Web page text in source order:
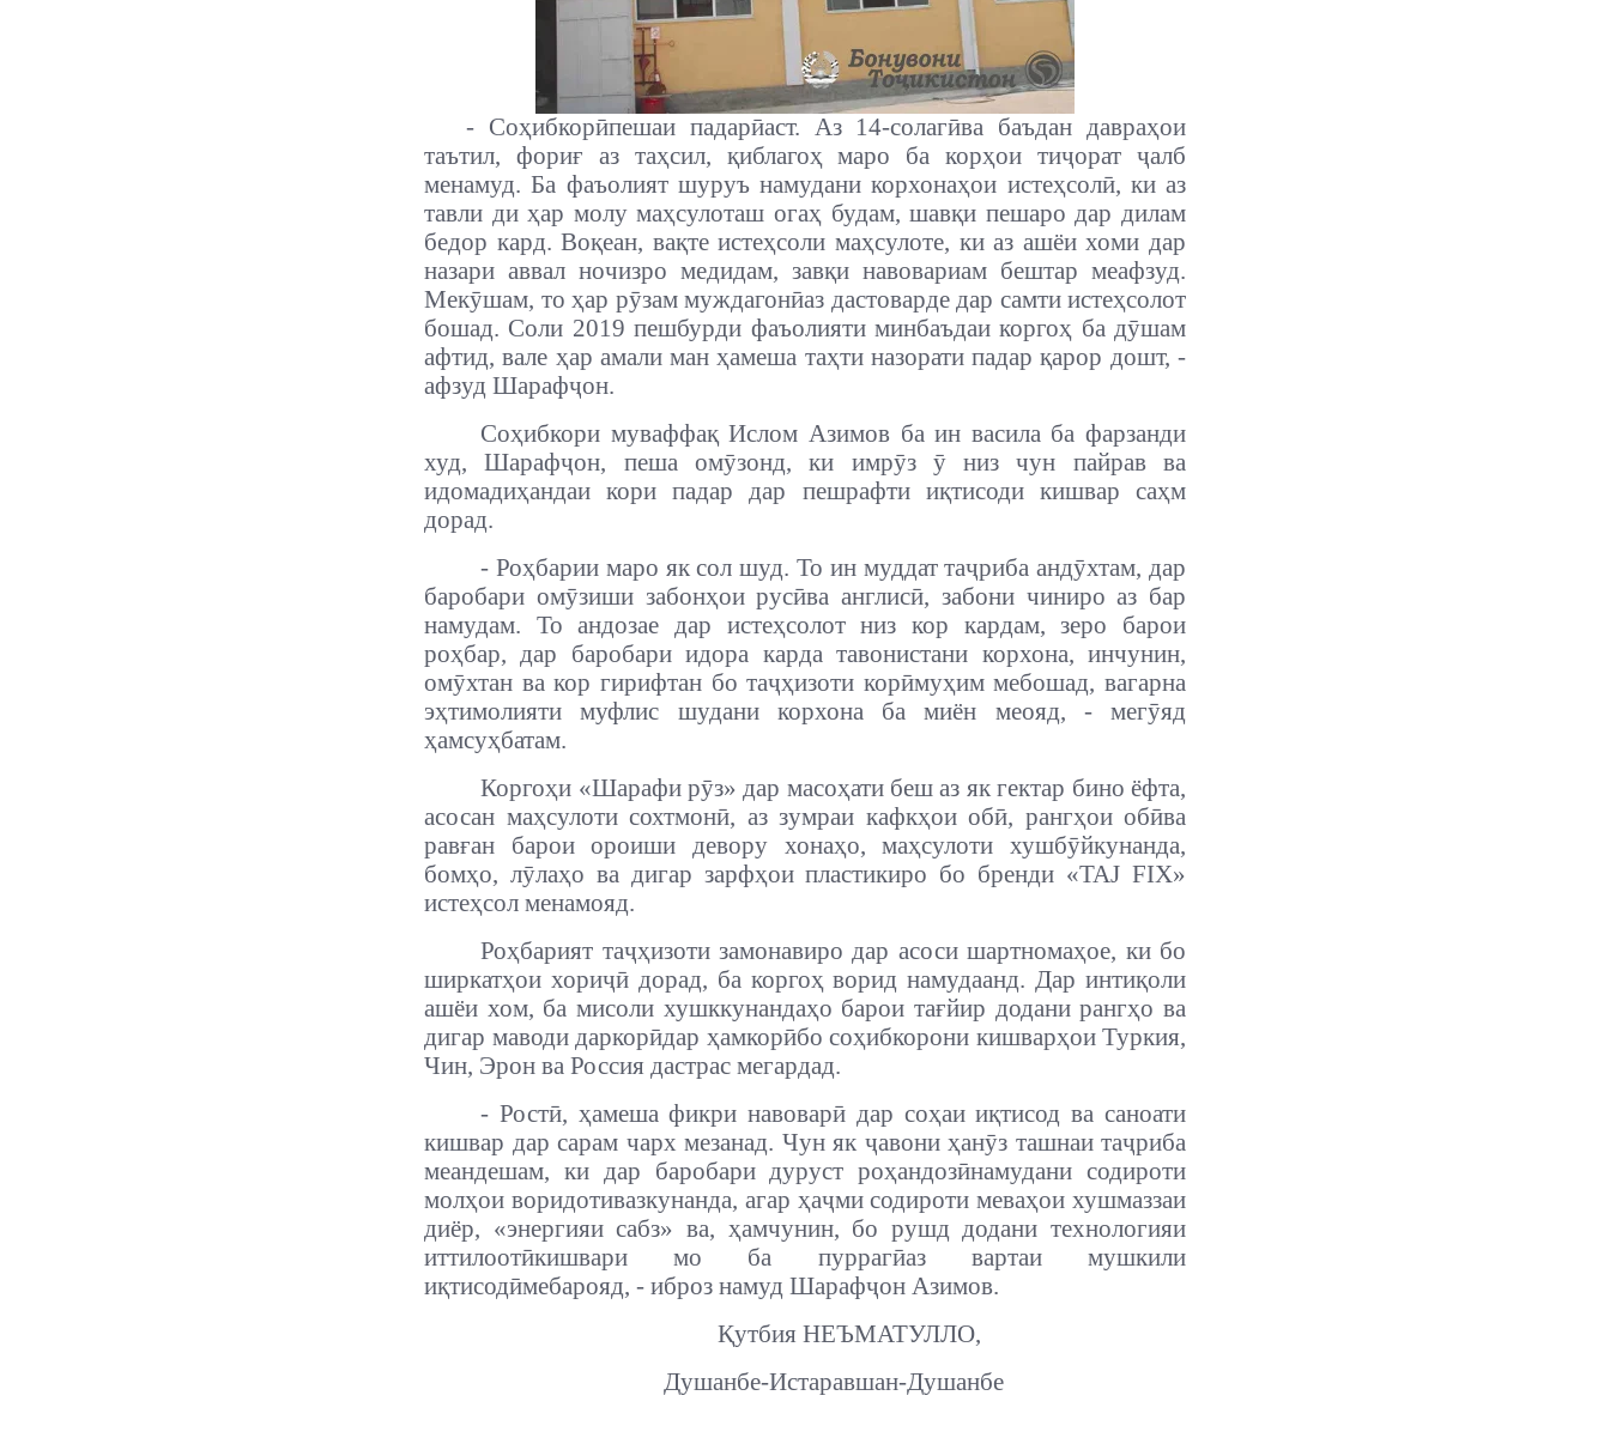
- Соҳибкорӣпешаи падарӣаст. Аз 14-солагӣва баъдан давраҳои
таътил, фориғ аз таҳсил, қиблагоҳ маро ба корҳои тиҷорат ҷалб
менамуд. Ба фаъолият шуруъ намудани корхонаҳои истеҳсолӣ, ки аз
тавли ди ҳар молу маҳсулоташ огаҳ будам, шавқи пешаро дар дилам
бедор кард. Воқеан, вақте истеҳсоли маҳсулоте, ки аз ашёи хоми дар
назари аввал ночизро медидам, завқи навовариам бештар меафзуд.
Мекӯшам, то ҳар рӯзам муждагонӣаз дастоварде дар самти истеҳсолот
бошад. Соли 2019 пешбурди фаъолияти минбаъдаи коргоҳ ба дӯшам
афтид, вале ҳар амали ман ҳамеша таҳти назорати падар қарор дошт, -
афзуд Шарафҷон.
Соҳибкори муваффақ Ислом Азимов ба ин васила ба фарзанди
худ, Шарафҷон, пеша омӯзонд, ки имрӯз ӯ низ чун пайрав ва
идомадиҳандаи кори падар дар пешрафти иқтисоди кишвар саҳм
дорад.
- Роҳбарии маро як сол шуд. То ин муддат таҷриба андӯхтам, дар
баробари омӯзиши забонҳои русӣва англисӣ, забони чиниро аз бар
намудам. То андозае дар истеҳсолот низ кор кардам, зеро барои
роҳбар, дар баробари идора карда тавонистани корхона, инчунин,
омӯхтан ва кор гирифтан бо таҷҳизоти корӣмуҳим мебошад, вагарна
эҳтимолияти муфлис шудани корхона ба миён меояд, - мегӯяд
ҳамсуҳбатам.
Коргоҳи «Шарафи рӯз» дар масоҳати беш аз як гектар бино ёфта,
асосан маҳсулоти сохтмонӣ, аз зумраи кафкҳои обӣ, рангҳои обӣва
равған барои ороиши девору хонаҳо, маҳсулоти хушбӯйкунанда,
бомҳо, лӯлаҳо ва дигар зарфҳои пластикиро бо бренди «TAJ FIX»
истеҳсол менамояд.
Роҳбарият таҷҳизоти замонавиро дар асоси шартномаҳое, ки бо
ширкатҳои хориҷӣ дорад, ба коргоҳ ворид намудаанд. Дар интиқоли
ашёи хом, ба мисоли хушккунандаҳо барои тағйир додани рангҳо ва
дигар маводи даркорӣдар ҳамкорӣбо соҳибкорони кишварҳои Туркия,
Чин, Эрон ва Россия дастрас мегардад.
- Ростӣ, ҳамеша фикри навоварӣ дар соҳаи иқтисод ва саноати
кишвар дар сарам чарх мезанад. Чун як ҷавони ҳанӯз ташнаи таҷриба
меандешам, ки дар баробари дуруст роҳандозӣнамудани содироти
молҳои воридотивазкунанда, агар ҳаҷми содироти меваҳои хушмаззаи
диёр, «энергияи сабз» ва, ҳамчунин, бо рушд додани технологияи
иттилоотӣкишвари мо ба пуррагӣаз вартаи мушкили
иқтисодӣмебарояд, - иброз намуд Шарафҷон Азимов.
Қутбия НЕЪМАТУЛЛО,
Душанбе-Истаравшан-Душанбе